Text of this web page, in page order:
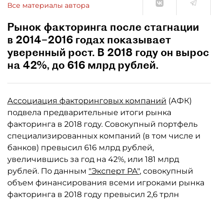
Все материалы автора
Рынок факторинга после стагнации
в 2014–2016 годах показывает
уверенный рост. В 2018 году он вырос
на 42%, до 616 млрд рублей.
Ассоциация факторинговых компаний (АФК)
подвела предварительные итоги рынка
факторинга в 2018 году. Совокупный портфель
специализированных компаний (в том числе и
банков) превысил 616 млрд рублей,
увеличившись за год на 42%, или 181 млрд
рублей. По данным "Эксперт РА", совокупный
объем финансирования всеми игроками рынка
факторинга в 2018 году превысил 2,6 трлн